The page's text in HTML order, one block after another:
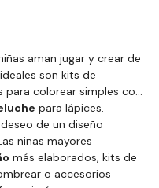
aman jugar y crear de
son kits de
colorear simples con
para lápices.
de un diseño
niñas mayores
más elaborados, kits de
o accesorios